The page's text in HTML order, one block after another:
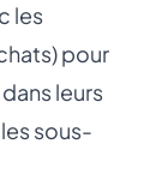
les
pour
leurs
sous-